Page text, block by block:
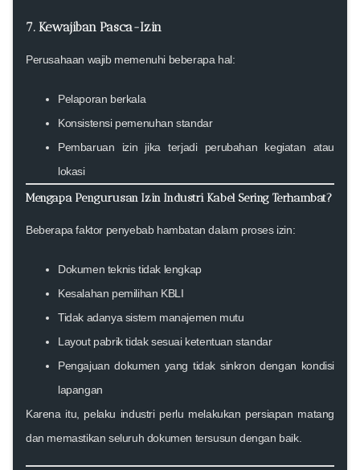
7. Kewajiban Pasca-Izin
Perusahaan wajib memenuhi beberapa hal:
Pelaporan berkala
Konsistensi pemenuhan standar
Pembaruan izin jika terjadi perubahan kegiatan atau
lokasi
Mengapa Pengurusan Izin Industri Kabel Sering Terhambat?
Beberapa faktor penyebab hambatan dalam proses izin:
Dokumen teknis tidak lengkap
Kesalahan pemilihan KBLI
Tidak adanya sistem manajemen mutu
Layout pabrik tidak sesuai ketentuan standar
Pengajuan dokumen yang tidak sinkron dengan kondisi
lapangan
Karena itu, pelaku industri perlu melakukan persiapan matang
dan memastikan seluruh dokumen tersusun dengan baik.